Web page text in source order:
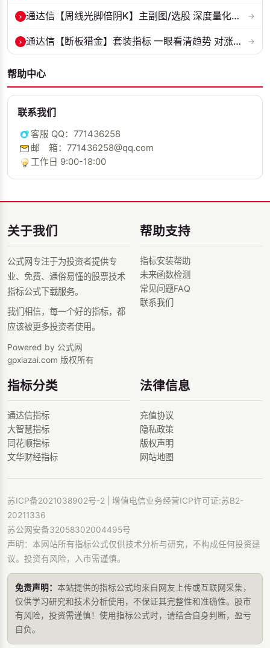
› 通达信【周线光脚倍阴K】主副图/选股 深度量化光脚倍阴筑底逻辑 源码无... →
› 通达信【断板猎金】套装指标 一眼看清趋势 对涨停板以后趋势进行研判 源... →
帮助中心
联系我们
客服 QQ：771436258
邮 箱：771436258@qq.com
工作日 9:00-18:00
关于我们
公式网专注于为投资者提供专
业、免费、通俗易懂的股票技术
指标公式下载服务。
我们相信，每一个好的指标，都
应该被更多投资者使用。
Powered by 公式网
gpxiazai.com 版权所有
帮助支持
指标安装帮助
未来函数检测
常见问题FAQ
联系我们
指标分类
通达信指标
大智慧指标
同花顺指标
文华财经指标
法律信息
充值协议
隐私政策
版权声明
网站地图
苏ICP备2021038902号-2 | 增值电信业务经营ICP许可证:苏B2-
20211336
苏公网安备32058302004495号
声明：本网站所有指标公式仅供技术分析与研究，不构成任何投资建
议。投资有风险，入市需谨慎。
免责声明： 本站提供的指标公式均来自网友上传或互联网采集，
仅供学习研究和技术分析使用，不保证其完整性和准确性。股市
有风险，投资需谨慎！使用指标公式时，请结合自身判断，盈亏
自负。